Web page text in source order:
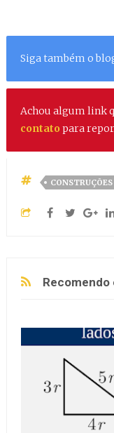
Siga também o
Achou algum link
contato para